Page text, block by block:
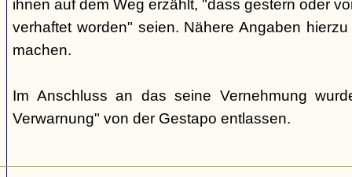
ihnen auf dem Weg erzählt, "dass gestern oder
verhaftet worden" seien. Nähere Angaben
machen.
Im Anschluss an das seine Vernehmung
Verwarnung" von der Gestapo entlassen.